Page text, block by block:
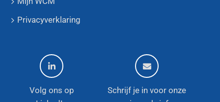
Privacyverklaring
Volg ons op
Schrijf je in voor onze